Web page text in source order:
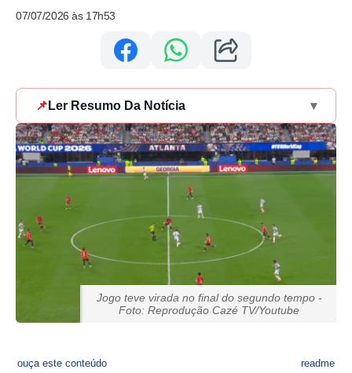
07/07/2026 às 17h53
📌 Ler Resumo Da Notícia ▾
Jogo teve virada no final do segundo tempo -
Foto: Reprodução Cazé TV/Youtube
ouça este conteúdo readme